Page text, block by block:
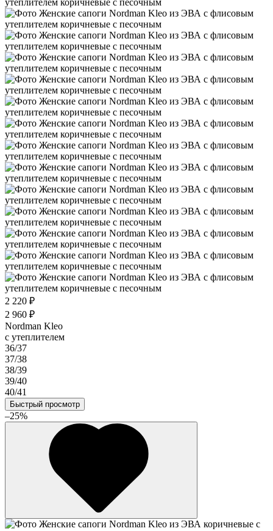
2 220 ₽
2 960 ₽
Nordman Kleo
с утеплителем
36/37
37/38
38/39
39/40
40/41
Быстрый просмотр
–25%